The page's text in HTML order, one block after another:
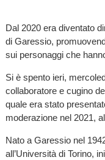
Dal 2020 era diventato
di Garessio,
sui personaggi che
Si è spento ieri,
collaboratore e cugino
quale era stato
moderazione nel 2021,
Nato a Garessio nel
all’Università di Torino,